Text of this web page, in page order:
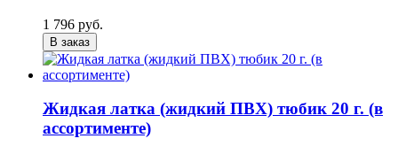
1 796 руб.
В заказ
Жидкая латка (жидкий ПВХ) тюбик 20 г. (в
ассортименте)